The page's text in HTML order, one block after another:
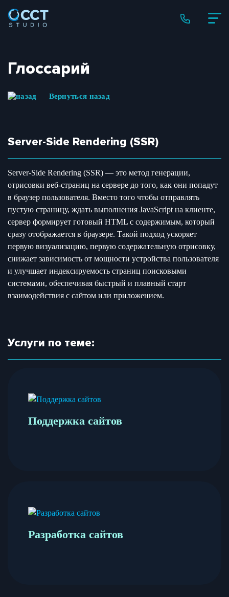
Глоссарий
Вернуться назад
Server-Side Rendering (SSR)
Server-Side Rendering (SSR) — это метод генерации,
отрисовки веб-страниц на сервере до того, как они попадут
в браузер пользователя. Вместо того чтобы отправлять
пустую страницу, ждать выполнения JavaScript на клиенте,
сервер формирует готовый HTML с содержимым, который
сразу отображается в браузере. Такой подход ускоряет
первую визуализацию, первую содержательную отрисовку,
снижает зависимость от мощности устройства пользователя
и улучшает индексируемость страниц поисковыми
системами, обеспечивая быстрый и плавный старт
взаимодействия с сайтом или приложением.
Услуги по теме:
Поддержка сайтов
Разработка сайтов